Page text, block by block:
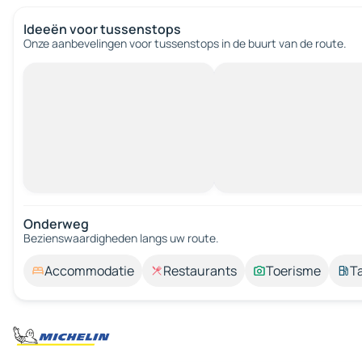
Ideeën voor tussenstops
Onze aanbevelingen voor tussenstops in de buurt van de route.
Onderweg
Bezienswaardigheden langs uw route.
Accommodatie Restaurants Toerisme